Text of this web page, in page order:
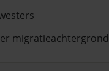
migratieachtergrond